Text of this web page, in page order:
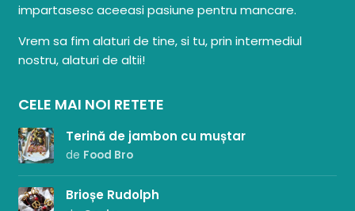
impartasesc aceeasi pasiune pentru mancare.
Vrem sa fim alaturi de tine, si tu, prin intermediul
nostru, alaturi de altii!
CELE MAI NOI RETETE
Terină de jambon cu muștar
de Food Bro
Brioșe Rudolph